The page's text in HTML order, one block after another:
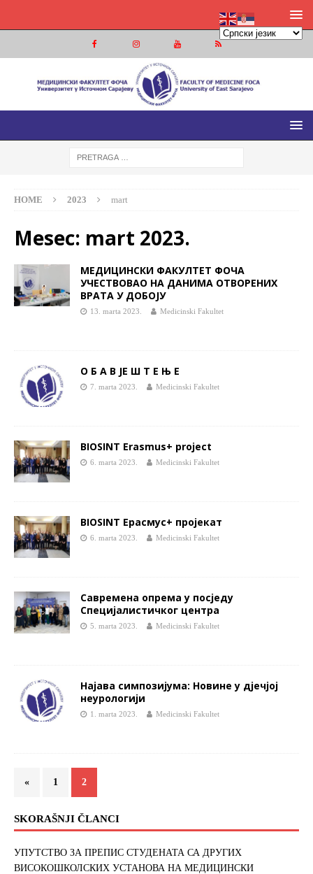
МЕДИЦИНСКИ ФАКУЛТЕТ ФОЧА
МЕДИЦИНСКИ ФАКУЛТЕТ УНИВЕРЗИТЕТА У ИСТОЧНОМ
HOME 2023 mart
Mesec: mart 2023.
МЕДИЦИНСКИ ФАКУЛТЕТ ФОЧА
УЧЕСТВОВАО НА ДАНИМА ОТВОРЕНИХ
ВРАТА У ДОБОЈУ
13. marta 2023. Medicinski Fakultet
О Б А В ЈЕ Ш Т Е Њ Е
7. marta 2023. Medicinski Fakultet
BIOSINT Erasmus+ project
6. marta 2023. Medicinski Fakultet
BIOSINT Ерасмус+ пројекат
6. marta 2023. Medicinski Fakultet
Савремена опрема у посједу
Специјалистичког центра
5. marta 2023. Medicinski Fakultet
Најава симпозијума: Новине у дjечјој
неурологији
1. marta 2023. Medicinski Fakultet
« 1 2
SKORAŠNJI ČLANCI
УПУТСТВО ЗА ПРЕПИС СТУДЕНАТА СА ДРУГИХ
ВИСОКОШКОЛСКИХ УСТАНОВА НА МЕДИЦИНСКИ